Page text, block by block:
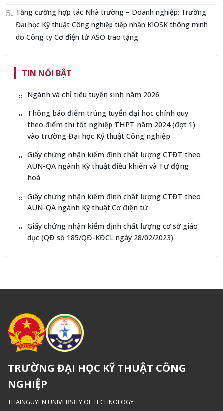
Tăng cường hợp tác Nhà trường – Doanh nghiệp: Trường
Đại học Kỹ thuật Công nghiệp tiếp nhận KIOSK thông minh
do Công ty Cơ điện tử ASO trao tặng
TIN NỔI BẬT
Ngành và chỉ tiêu tuyển sinh năm 2026
Thông báo điểm trúng tuyển đại học chính quy
theo điểm thi tốt nghiệp THPT năm 2024 (đợt 1)
vào trường Đại học Kỹ thuật Công nghiệp
Giấy chứng nhận kiểm định chất lượng CTĐT theo
AUN-QA ngành Kỹ thuật điều khiển và Tự động
hoá
Giấy chứng nhận kiểm định chất lượng CTĐT theo
AUN-QA ngành Kỹ thuật Cơ điện tử
Giấy chứng nhận kiểm định chất lượng cơ sở giáo
dục (QĐ số 185/QĐ-KĐCL ngày 28/02/2023)
TRƯỜNG ĐẠI HỌC KỸ THUẬT CÔNG
NGHIỆP
THAINGUYEN UNIVERSITY OF TECHNOLOGY